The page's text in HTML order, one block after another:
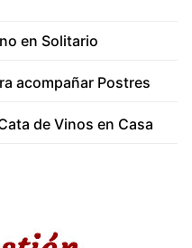
en Solitario
acompañar Postres
de Vinos en Casa